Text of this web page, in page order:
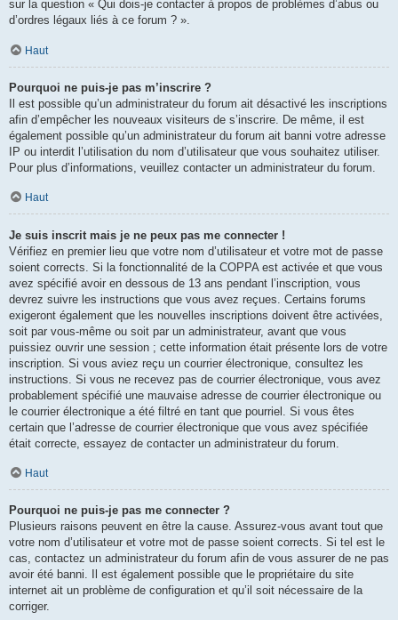
sur la question « Qui dois-je contacter à propos de problèmes d’abus ou
d’ordres légaux liés à ce forum ? ».
Haut
Pourquoi ne puis-je pas m’inscrire ?
Il est possible qu’un administrateur du forum ait désactivé les inscriptions
afin d’empêcher les nouveaux visiteurs de s’inscrire. De même, il est
également possible qu’un administrateur du forum ait banni votre adresse
IP ou interdit l’utilisation du nom d’utilisateur que vous souhaitez utiliser.
Pour plus d’informations, veuillez contacter un administrateur du forum.
Haut
Je suis inscrit mais je ne peux pas me connecter !
Vérifiez en premier lieu que votre nom d’utilisateur et votre mot de passe
soient corrects. Si la fonctionnalité de la COPPA est activée et que vous
avez spécifié avoir en dessous de 13 ans pendant l’inscription, vous
devrez suivre les instructions que vous avez reçues. Certains forums
exigeront également que les nouvelles inscriptions doivent être activées,
soit par vous-même ou soit par un administrateur, avant que vous
puissiez ouvrir une session ; cette information était présente lors de votre
inscription. Si vous aviez reçu un courrier électronique, consultez les
instructions. Si vous ne recevez pas de courrier électronique, vous avez
probablement spécifié une mauvaise adresse de courrier électronique ou
le courrier électronique a été filtré en tant que pourriel. Si vous êtes
certain que l’adresse de courrier électronique que vous avez spécifiée
était correcte, essayez de contacter un administrateur du forum.
Haut
Pourquoi ne puis-je pas me connecter ?
Plusieurs raisons peuvent en être la cause. Assurez-vous avant tout que
votre nom d’utilisateur et votre mot de passe soient corrects. Si tel est le
cas, contactez un administrateur du forum afin de vous assurer de ne pas
avoir été banni. Il est également possible que le propriétaire du site
internet ait un problème de configuration et qu’il soit nécessaire de la
corriger.